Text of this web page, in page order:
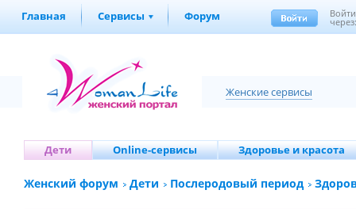
Главная Сервисы Форум Войти
Женские сервисы
Дети Online-сервисы Здоровье и красота
Женский форум Дети Послеродовый период